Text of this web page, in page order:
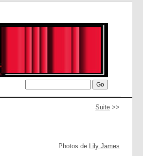
Suite >>
Photos de Lily James